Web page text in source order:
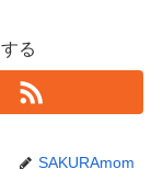
る
SAKURAmom